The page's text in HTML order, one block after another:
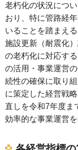
老朽化の状況につ
おり、特に管路経
いることを踏まえ
施設更新（耐震化
の老朽化に対応す
の活用・事業運営
続性の確保に取り
に策定した経営戦
直しを令和7年度ま
効率的な事業運営を